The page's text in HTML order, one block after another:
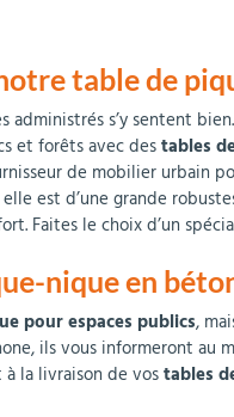
table de
s’y sentent
et forêts avec destables
de mobilier
elle est d’une grande
Faites le choix d’un
nique en
pour espaces publics,
ils vous informeront au
à la livraison de vostables